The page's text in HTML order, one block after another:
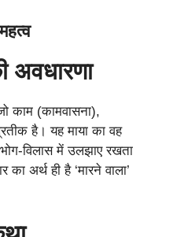
अवधारणा
काम (कामवासना),
है। यह माया का वह
विलास में उलझाए रखता
अर्थ ही है ‘मारने वाला’